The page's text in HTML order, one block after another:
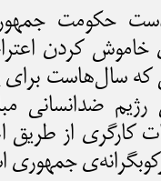
حکومت
خاموش کردن
سال‌هاست برای
ضدانسانی
کارگری از